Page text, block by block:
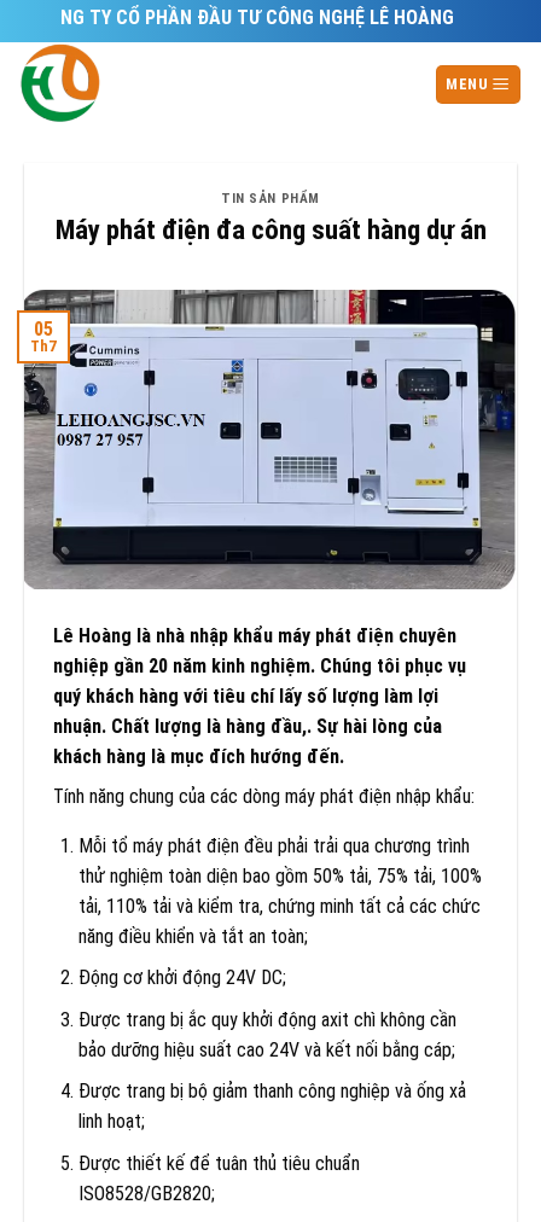
to
content
CÔNG TY CỔ PHẦN ĐẦU TƯ CÔNG NGHỆ LÊ HOÀNG
MENU
TIN SẢN PHẨM
Máy phát điện đa công suất hàng dự án
05
Th7
Lê Hoàng là nhà nhập khẩu máy phát điện chuyên
nghiệp gần 20 năm kinh nghiệm. Chúng tôi phục vụ
quý khách hàng với tiêu chí lấy số lượng làm lợi
nhuận. Chất lượng là hàng đầu,. Sự hài lòng của
khách hàng là mục đích hướng đến.
Tính năng chung của các dòng máy phát điện nhập khẩu:
Mỗi tổ máy phát điện đều phải trải qua chương trình
thử nghiệm toàn diện bao gồm 50% tải, 75% tải, 100%
tải, 110% tải và kiểm tra, chứng minh tất cả các chức
năng điều khiển và tắt an toàn;
Động cơ khởi động 24V DC;
Được trang bị ắc quy khởi động axit chì không cần
bảo dưỡng hiệu suất cao 24V và kết nối bằng cáp;
Được trang bị bộ giảm thanh công nghiệp và ống xả
linh hoạt;
Được thiết kế để tuân thủ tiêu chuẩn
ISO8528/GB2820;